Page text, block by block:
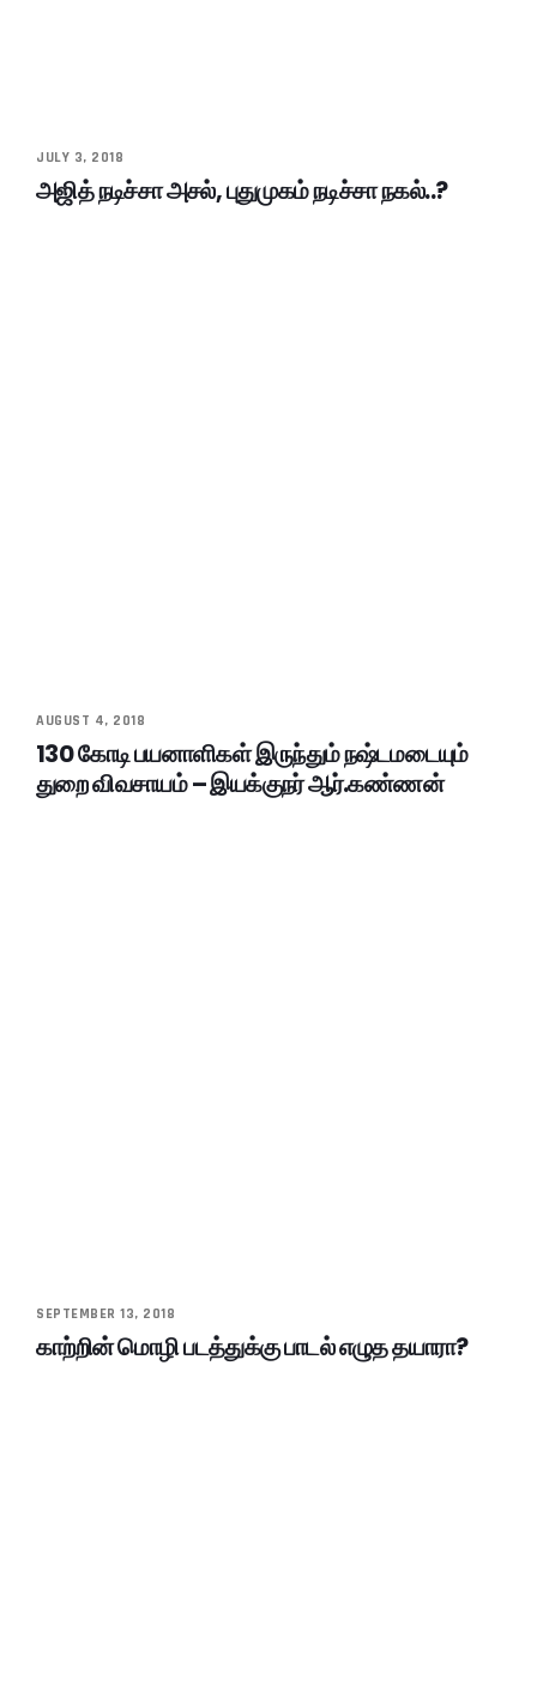
JULY 3, 2018
அஜித் நடிச்சா அசல், புதுமுகம் நடிச்சா நகல்..?
AUGUST 4, 2018
130 கோடி பயனாளிகள் இருந்தும் நஷ்டமடையும்
துறை விவசாயம் – இயக்குநர் ஆர்.கண்ணன்
SEPTEMBER 13, 2018
காற்றின் மொழி படத்துக்கு பாடல் எழுத தயாரா?